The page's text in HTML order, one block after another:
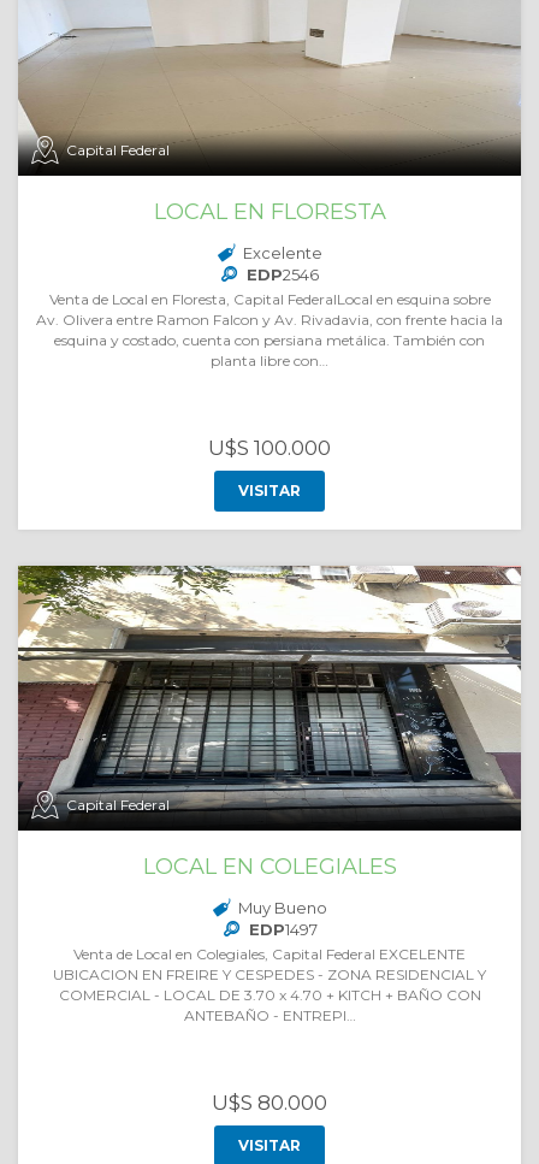
Capital Federal
LOCAL EN FLORESTA
Excelente
EDP2546
Venta de Local en Floresta, Capital FederalLocal en esquina sobre
Av. Olivera entre Ramon Falcon y Av. Rivadavia, con frente hacia la
esquina y costado, cuenta con persiana metálica. También con
planta libre con…
U$S 100.000
VISITAR
Capital Federal
LOCAL EN COLEGIALES
Muy Bueno
EDP1497
Venta de Local en Colegiales, Capital Federal EXCELENTE
UBICACION EN FREIRE Y CESPEDES - ZONA RESIDENCIAL Y
COMERCIAL - LOCAL DE 3.70 x 4.70 + KITCH + BAÑO CON
ANTEBAÑO - ENTREPI…
U$S 80.000
VISITAR